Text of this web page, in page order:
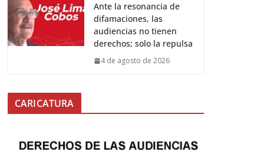
Ante la resonancia de
difamaciones, las
audiencias no tienen
derechos; solo la repulsa
4 de agosto de 2026
CARICATURA